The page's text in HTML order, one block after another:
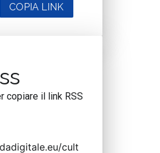
COPIA LINK
copiare il link RSS